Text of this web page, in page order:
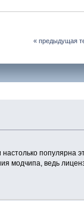
« предыдущая
популярна
модчипа, ведь